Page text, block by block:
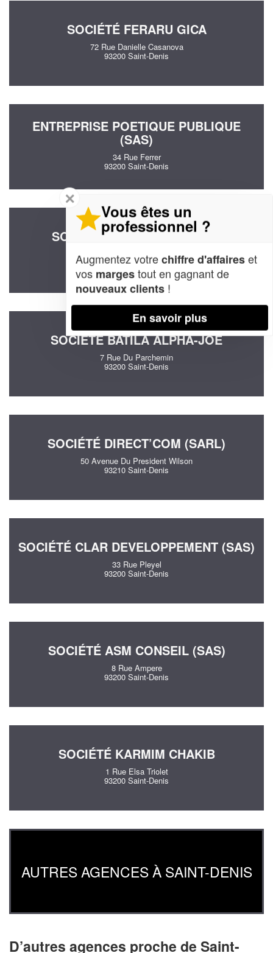
SOCIÉTÉ FERARU GICA
72 Rue Danielle Casanova
93200 Saint-Denis
ENTREPRISE POETIQUE PUBLIQUE
(SAS)
34 Rue Ferrer
93200 Saint-Denis
SOCIÉTÉ ASSARD ISABELLE
8 Rue Francisco Asensi
93210 Saint-Denis
SOCIÉTÉ BATILA ALPHA-JOE
7 Rue Du Parchemin
93200 Saint-Denis
SOCIÉTÉ DIRECT’COM (SARL)
50 Avenue Du President Wilson
93210 Saint-Denis
SOCIÉTÉ CLAR DEVELOPPEMENT (SAS)
33 Rue Pleyel
93200 Saint-Denis
SOCIÉTÉ ASM CONSEIL (SAS)
8 Rue Ampere
93200 Saint-Denis
SOCIÉTÉ KARMIM CHAKIB
1 Rue Elsa Triolet
93200 Saint-Denis
AUTRES AGENCES À SAINT-DENIS
D’autres agences proche de Saint-
✕
Vous êtes un
professionnel ?
Augmentez votrechiffre d'affaireset
vos margestout en gagnant de
nouveaux clients !
En savoir plus